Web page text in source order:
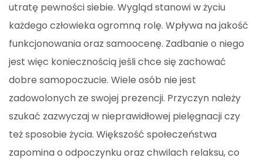
utratę pewności siebie. Wygląd stanowi w życiu
każdego człowieka ogromną rolę. Wpływa na jakość
funkcjonowania oraz samoocenę. Zadbanie o niego
jest więc koniecznością jeśli chce się zachować
dobre samopoczucie. Wiele osób nie jest
zadowolonych ze swojej prezencji. Przyczyn należy
szukać zazwyczaj w nieprawidłowej pielęgnacji czy
też sposobie życia. Większość społeczeństwa
zapomina o odpoczynku oraz chwilach relaksu, co